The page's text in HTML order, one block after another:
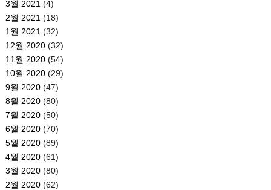
3월 2021 (4)
2월 2021 (18)
1월 2021 (32)
12월 2020(32)
11월 2020(54)
10월 2020(29)
9월 2020(47)
8월 2020(80)
7월 2020(50)
6월 2020(70)
5월 2020(89)
4월 2020(61)
3월 2020(80)
2월 2020(62)